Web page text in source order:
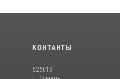
КОНТАКТЫ
625019